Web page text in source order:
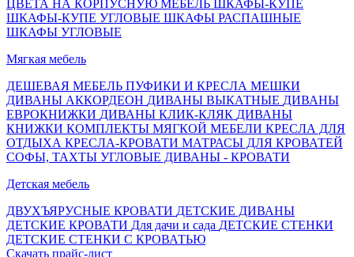
ЦВЕТА НА КОРПУСНУЮ МЕБЕЛЬ ШКАФЫ-КУПЕ
ШКАФЫ-КУПЕ УГЛОВЫЕ ШКАФЫ РАСПАШНЫЕ
ШКАФЫ УГЛОВЫЕ
Мягкая мебель
ДЕШЕВАЯ МЕБЕЛЬ ПУФИКИ И КРЕСЛА МЕШКИ
ДИВАНЫ АККОРДЕОН ДИВАНЫ ВЫКАТНЫЕ ДИВАНЫ
ЕВРОКНИЖКИ ДИВАНЫ КЛИК-КЛЯК ДИВАНЫ
КНИЖКИ КОМПЛЕКТЫ МЯГКОЙ МЕБЕЛИ КРЕСЛА ДЛЯ
ОТДЫХА КРЕСЛА-КРОВАТИ МАТРАСЫ ДЛЯ КРОВАТЕЙ
СОФЫ, ТАХТЫ УГЛОВЫЕ ДИВАНЫ - КРОВАТИ
Детская мебель
ДВУХЪЯРУСНЫЕ КРОВАТИ ДЕТСКИЕ ДИВАНЫ
ДЕТСКИЕ КРОВАТИ Для дачи и сада ДЕТСКИЕ СТЕНКИ
ДЕТСКИЕ СТЕНКИ С КРОВАТЬЮ
Скачать прайс-лист